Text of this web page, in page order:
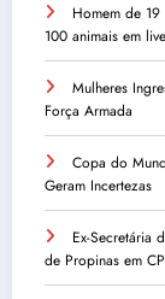
Homem de
100 animais em
Mulheres
Força Armada
Copa do
Geram Incertezas
Ex-Secretária
de Propinas em